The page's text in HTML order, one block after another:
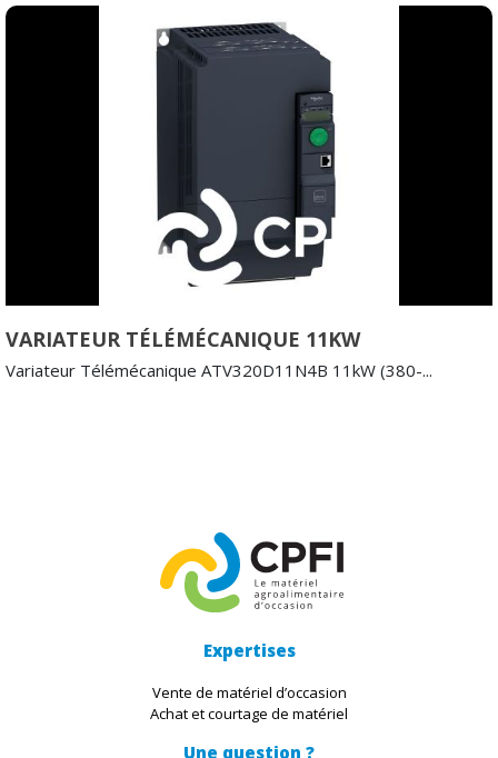
VARIATEUR TÉLÉMÉCANIQUE 11KW
Variateur Télémécanique ATV320D11N4B 11kW (380-...
Expertises
Vente de matériel d’occasion
Achat et courtage de matériel
Une question ?